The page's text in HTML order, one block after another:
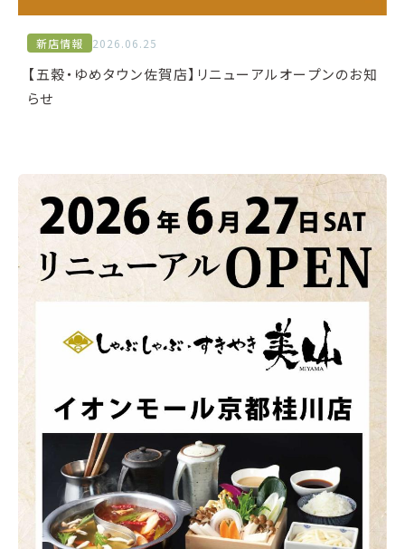
新店情報 2026.06.25
【五穀・ゆめタウン佐賀店】リニューアルオープンのお知
らせ